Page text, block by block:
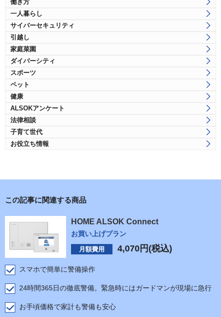
働き方
一人暮らし
サイバーセキュリティ
引越し
家庭菜園
ダイバーシティ
スポーツ
ペット
健康
ALSOKアンケート
法律相談
子育て世代
お役立ち情報
この記事に関連する商品
HOME ALSOK Connect
お買い上げプラン
月額費用 4,070 円(税込)
スマホで簡単に警備操作
24時間365日の徹底警備。緊急時にはガードマンが現場に急行
お手頃価格で家計も警備も安心